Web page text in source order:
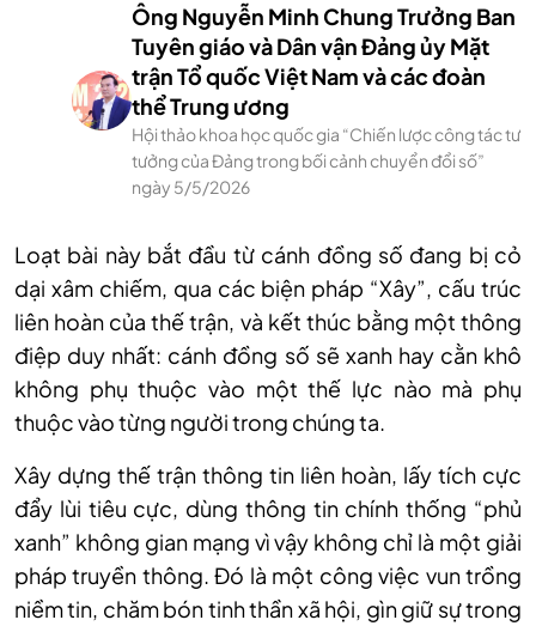
Ông Nguyễn Minh Chung Trưởng Ban
Tuyên giáo và Dân vận Đảng ủy Mặt
trận Tổ quốc Việt Nam và các đoàn
thể Trung ương
Hội thảo khoa học quốc gia “Chiến lược công tác tư
tưởng của Đảng trong bối cảnh chuyển đổi số”
ngày 5/5/2026
Loạt bài này bắt đầu từ cánh đồng số đang bị cỏ
dại xâm chiếm, qua các biện pháp “Xây”, cấu trúc
liên hoàn của thế trận, và kết thúc bằng một thông
điệp duy nhất: cánh đồng số sẽ xanh hay cằn khô
không phụ thuộc vào một thế lực nào mà phụ
thuộc vào từng người trong chúng ta.
Xây dựng thế trận thông tin liên hoàn, lấy tích cực
đẩy lùi tiêu cực, dùng thông tin chính thống “phủ
xanh” không gian mạng vì vậy không chỉ là một giải
pháp truyền thông. Đó là một công việc vun trồng
niềm tin, chăm bón tinh thần xã hội, gìn giữ sự trong